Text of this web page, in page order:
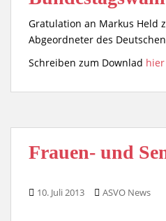
Gratulation an Markus Held
Abgeordneter des
Schreiben zum Downlad hier
Frauen- und
10. Juli 2013 ASVO News